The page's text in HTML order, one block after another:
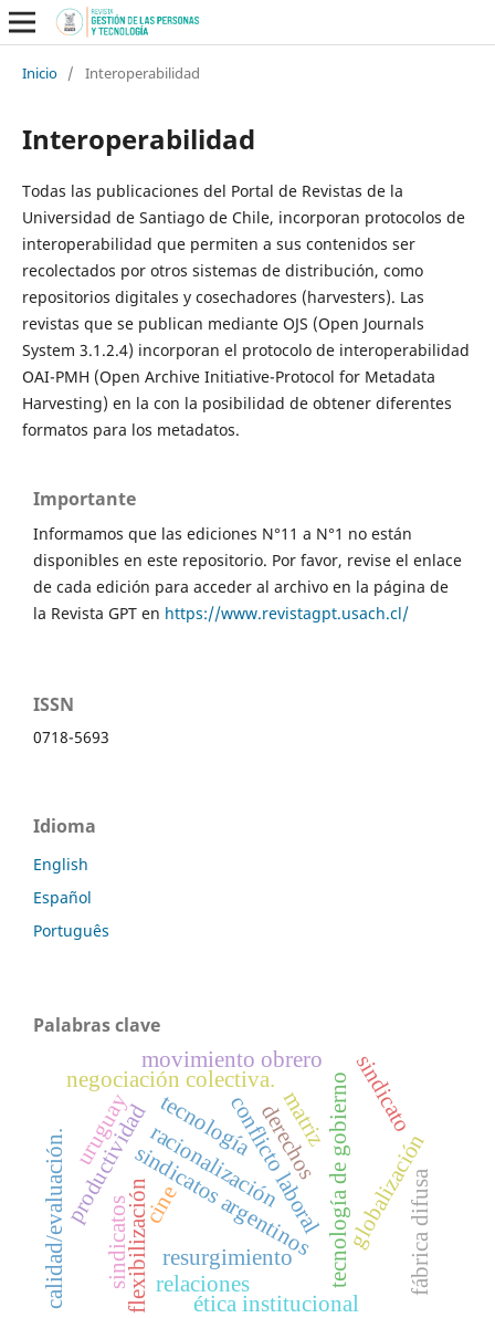
Inicio / Interoperabilidad
Interoperabilidad
Todas las publicaciones del Portal de Revistas de la
Universidad de Santiago de Chile, incorporan protocolos de
interoperabilidad que permiten a sus contenidos ser
recolectados por otros sistemas de distribución, como
repositorios digitales y cosechadores (harvesters). Las
revistas que se publican mediante OJS (Open Journals
System 3.1.2.4) incorporan el protocolo de interoperabilidad
OAI-PMH (Open Archive Initiative-Protocol for Metadata
Harvesting) en la con la posibilidad de obtener diferentes
formatos para los metadatos.
Importante
Informamos que las ediciones N°11 a N°1 no están
disponibles en este repositorio. Por favor, revise el enlace
de cada edición para acceder al archivo en la página de
la Revista GPT en https://www.revistagpt.usach.cl/
ISSN
0718-5693
Idioma
English
Español
Português
Palabras clave
sindicatos argentinos
resurgimiento
conflicto laboral
negociación colectiva. tecnología de gobierno
racionalización
flexibilización
productividad
movimiento obrero
globalización
calidad/evaluación. ética institucional
tecnología
cine
derechos
matriz sindicato
relaciones
sindicatos
uruguay
fábrica difusa